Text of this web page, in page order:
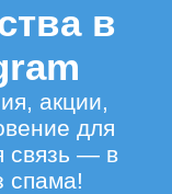
в
акции,
для
связь — в
спама!